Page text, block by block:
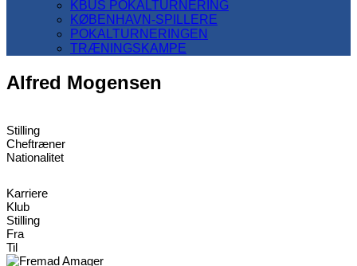
KBUS POKALTURNERING
KØBENHAVN-SPILLERE
POKALTURNERINGEN
TRÆNINGSKAMPE
Alfred Mogensen
Stilling
Cheftræner
Nationalitet
Karriere
Klub
Stilling
Fra
Til